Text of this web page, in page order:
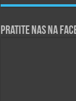
Pratite nas na